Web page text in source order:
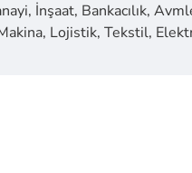
İnşaat, Bankacılık,
Lojistik, Tekstil,